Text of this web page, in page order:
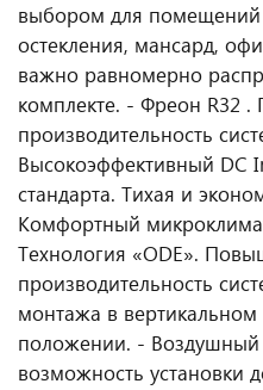
выбором для
остекления, мансард,
важно равномерно
комплекте. - Фреон R32
производительность
Высокоэффективный DC
стандарта. Тихая и
Комфортный
Технология «ODE».
производительность
монтажа в
положении. - Воздушный
возможность установки